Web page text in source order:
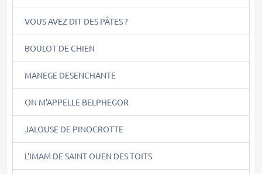
VOUS AVEZ DIT DES PÂTES ?
BOULOT DE CHIEN
MANEGE DESENCHANTE
ON M'APPELLE BELPHEGOR
JALOUSE DE PINOCROTTE
L'IMAM DE SAINT OUEN DES TOITS